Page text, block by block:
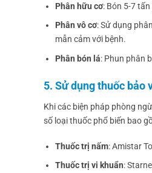
Phân hữu cơ: Bón 5-7
Phân vô cơ: Sử dụng
mẫn cảm với bệnh.
Phân bón lá: Phun phân
5. Sử dụng thuốc bảo
Khi các biện pháp phòng
số loại thuốc phổ biến bao
Thuốc trị nấm: Amistar
Thuốc trị vi khuẩn: